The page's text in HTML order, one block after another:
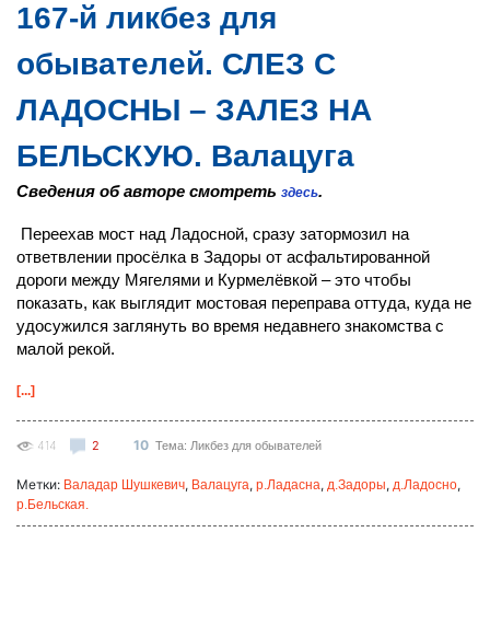
167-й ликбез для
обывателей. СЛЕЗ С
ЛАДОСНЫ – ЗАЛЕЗ НА
БЕЛЬСКУЮ. Валацуга
Сведения об авторе смотреть здесь.
Переехав мост над Ладосной, сразу затормозил на
ответвлении просёлка в Задоры от асфальтированной
дороги между Мягелями и Курмелёвкой – это чтобы
показать, как выглядит мостовая переправа оттуда, куда не
удосужился заглянуть во время недавнего знакомства с
малой рекой.
[...]
414 2 10 Тема: Ликбез для обывателей
Метки: Валадар Шушкевич, Валацуга, р.Ладасна, д.Задоры, д.Ладосно,
р.Бельская.